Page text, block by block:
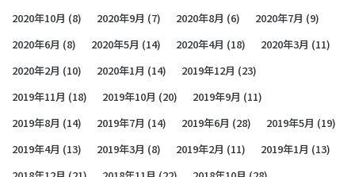
2020年10月 (8) 2020年9月 (7) 2020年8月 (6) 2020年7月 (9)
2020年6月 (8) 2020年5月 (14) 2020年4月 (18) 2020年3月 (11)
2020年2月 (10) 2020年1月 (14) 2019年12月 (23)
2019年11月 (18) 2019年10月 (20) 2019年9月 (11)
2019年8月 (14) 2019年7月 (14) 2019年6月 (28) 2019年5月 (19)
2019年4月 (13) 2019年3月 (8) 2019年2月 (11) 2019年1月 (13)